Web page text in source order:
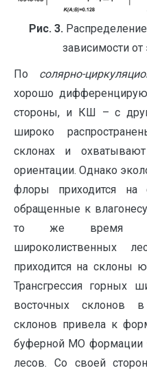
Рис. 3.
зависимости от
По солярно-
хорошо
стороны, и КШ – с
широко
склонах и
ориентации. Однако
флоры приходится на
обращенные к
то же время
широколиственных
приходится на склоны
Трансгрессия горных
восточных склонов
склонов привела к
буферной МО формации
лесов. Со своей